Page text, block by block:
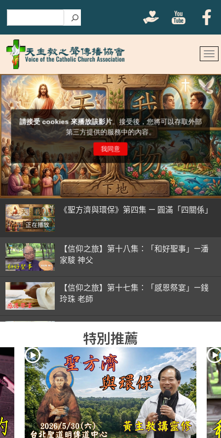
正在播放
《聖方濟與環保》第四集 — 圓滿「四關係」
【信仰之旅】第十八集：「和好聖事」—潘
家駿 神父
【信仰之旅】第十七集：「感恩祭宴」—錢
玲珠 老師
錢玲珠 老師
【信仰之旅】第十五集：「入門聖事」—錢
玲珠 老師
【信仰之旅】第十四集：「天主十誡(下)」
—金毓瑋 神父
特別推薦